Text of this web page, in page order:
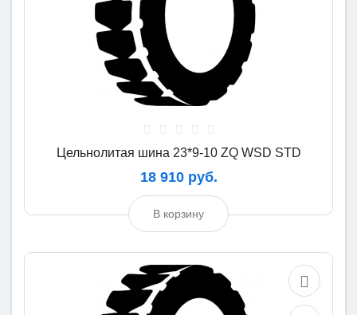
Цельнолитая шина 23*9-10 ZQ WSD STD
18 910 руб.
В корзину